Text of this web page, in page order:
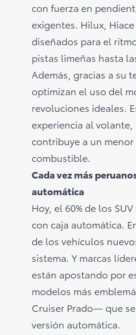
con fuerza en
exigentes. Hilux,
diseñados para el
pistas limeñas hasta
Además, gracias a su
optimizan el uso del
revoluciones ideales.
experiencia al
contribuye a un
combustible.
Cada vez más
automática
Hoy, el 60% de los
con caja automática.
de los vehículos
sistema. Y marcas
están apostando por
modelos más
Cruiser Prado— que
versión automática.